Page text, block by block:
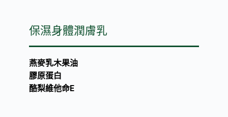
保濕身體潤膚乳
燕麥乳木果油
膠原蛋白
酪梨維他命E